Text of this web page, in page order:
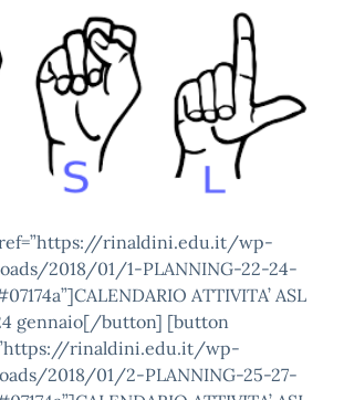
rinaldini.edu.it/wp-
2018/01/1-PLANNING-22-24-
ATTIVITA’ ASL
gennaio[/button] [button
rinaldini.edu.it/wp-
2018/01/2-PLANNING-25-27-